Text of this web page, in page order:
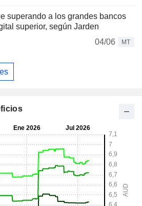
superando a los grandes bancos
superior, según Jarden
04/06
MT